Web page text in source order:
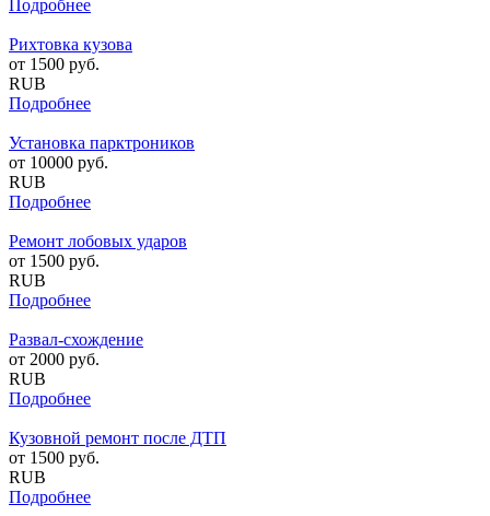
Подробнее
Рихтовка кузова
от 1500 руб.
RUB
Подробнее
Установка парктроников
от 10000 руб.
RUB
Подробнее
Ремонт лобовых ударов
от 1500 руб.
RUB
Подробнее
Развал-схождение
от 2000 руб.
RUB
Подробнее
Кузовной ремонт после ДТП
от 1500 руб.
RUB
Подробнее